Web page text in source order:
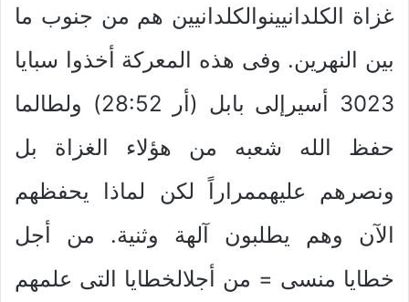
غزاة الكلدانيينوالكلدانيين هم من جنوب ما
بين النهرين. وفى هذه المعركة أخذوا سبايا
3023 أسيرإلى بابل (أر 28:52) ولطالما
حفظ الله شعبه من هؤلاء الغزاة بل
ونصرهم عليهممراراً لكن لماذا يحفظهم
الآن وهم يطلبون آلهة وثنية. من أجل
خطايا منسى = من أجلالخطايا التى علمهم